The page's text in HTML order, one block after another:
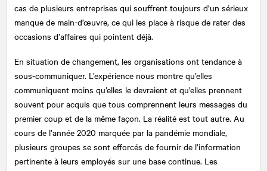
cas de plusieurs entreprises qui souffrent toujours d’un sérieux
manque de main-d’œuvre, ce qui les place à risque de rater des
occasions d’affaires qui pointent déjà.
En situation de changement, les organisations ont tendance à
sous-communiquer. L’expérience nous montre qu’elles
communiquent moins qu’elles le devraient et qu’elles prennent
souvent pour acquis que tous comprennent leurs messages du
premier coup et de la même façon. La réalité est tout autre. Au
cours de l’année 2020 marquée par la pandémie mondiale,
plusieurs groupes se sont efforcés de fournir de l’information
pertinente à leurs employés sur une base continue. Les